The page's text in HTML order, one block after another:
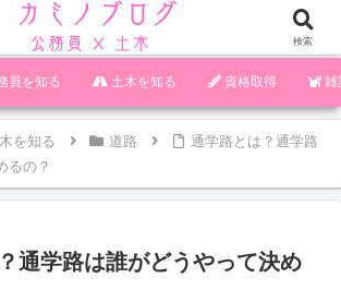
員を知る 土木を知る 資格取得 雑
を知る 道路
通学路とは？通学路
るの？
通学路は誰がどうやって決め
検索